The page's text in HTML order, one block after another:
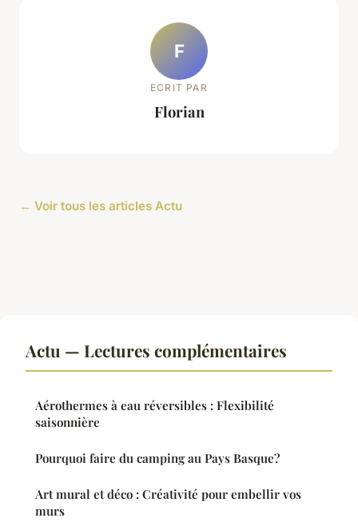
F
ECRIT PAR
Florian
← Voir tous les articles Actu
Actu — Lectures complémentaires
Aérothermes à eau réversibles : Flexibilité
saisonnière
Pourquoi faire du camping au Pays Basque?
Art mural et déco : Créativité pour embellir vos
murs